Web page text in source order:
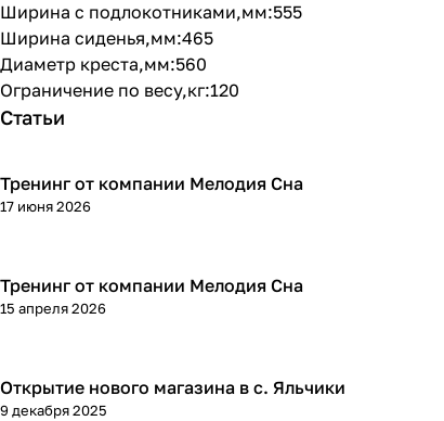
Ширина с подлокотниками,мм:555
Ширина сиденья,мм:465
Диаметр креста,мм:560
Ограничение по весу,кг:120
Статьи
Тренинг от компании Мелодия Сна
17 июня 2026
Тренинг от компании Мелодия Сна
15 апреля 2026
Открытие нового магазина в с. Яльчики
9 декабря 2025